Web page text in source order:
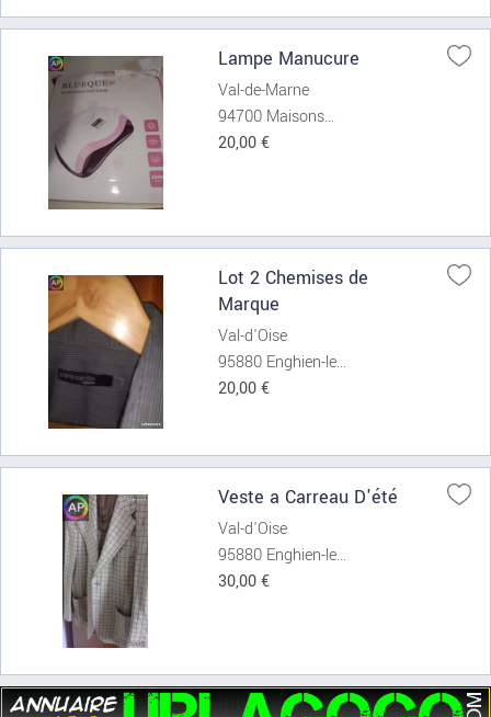
Lampe Manucure
Val-de-Marne
94700 Maisons...
20,00 €
Lot 2 Chemises de
Marque
Val-d'Oise
95880 Enghien-le...
20,00 €
Veste a Carreau D'été
Val-d'Oise
95880 Enghien-le...
30,00 €